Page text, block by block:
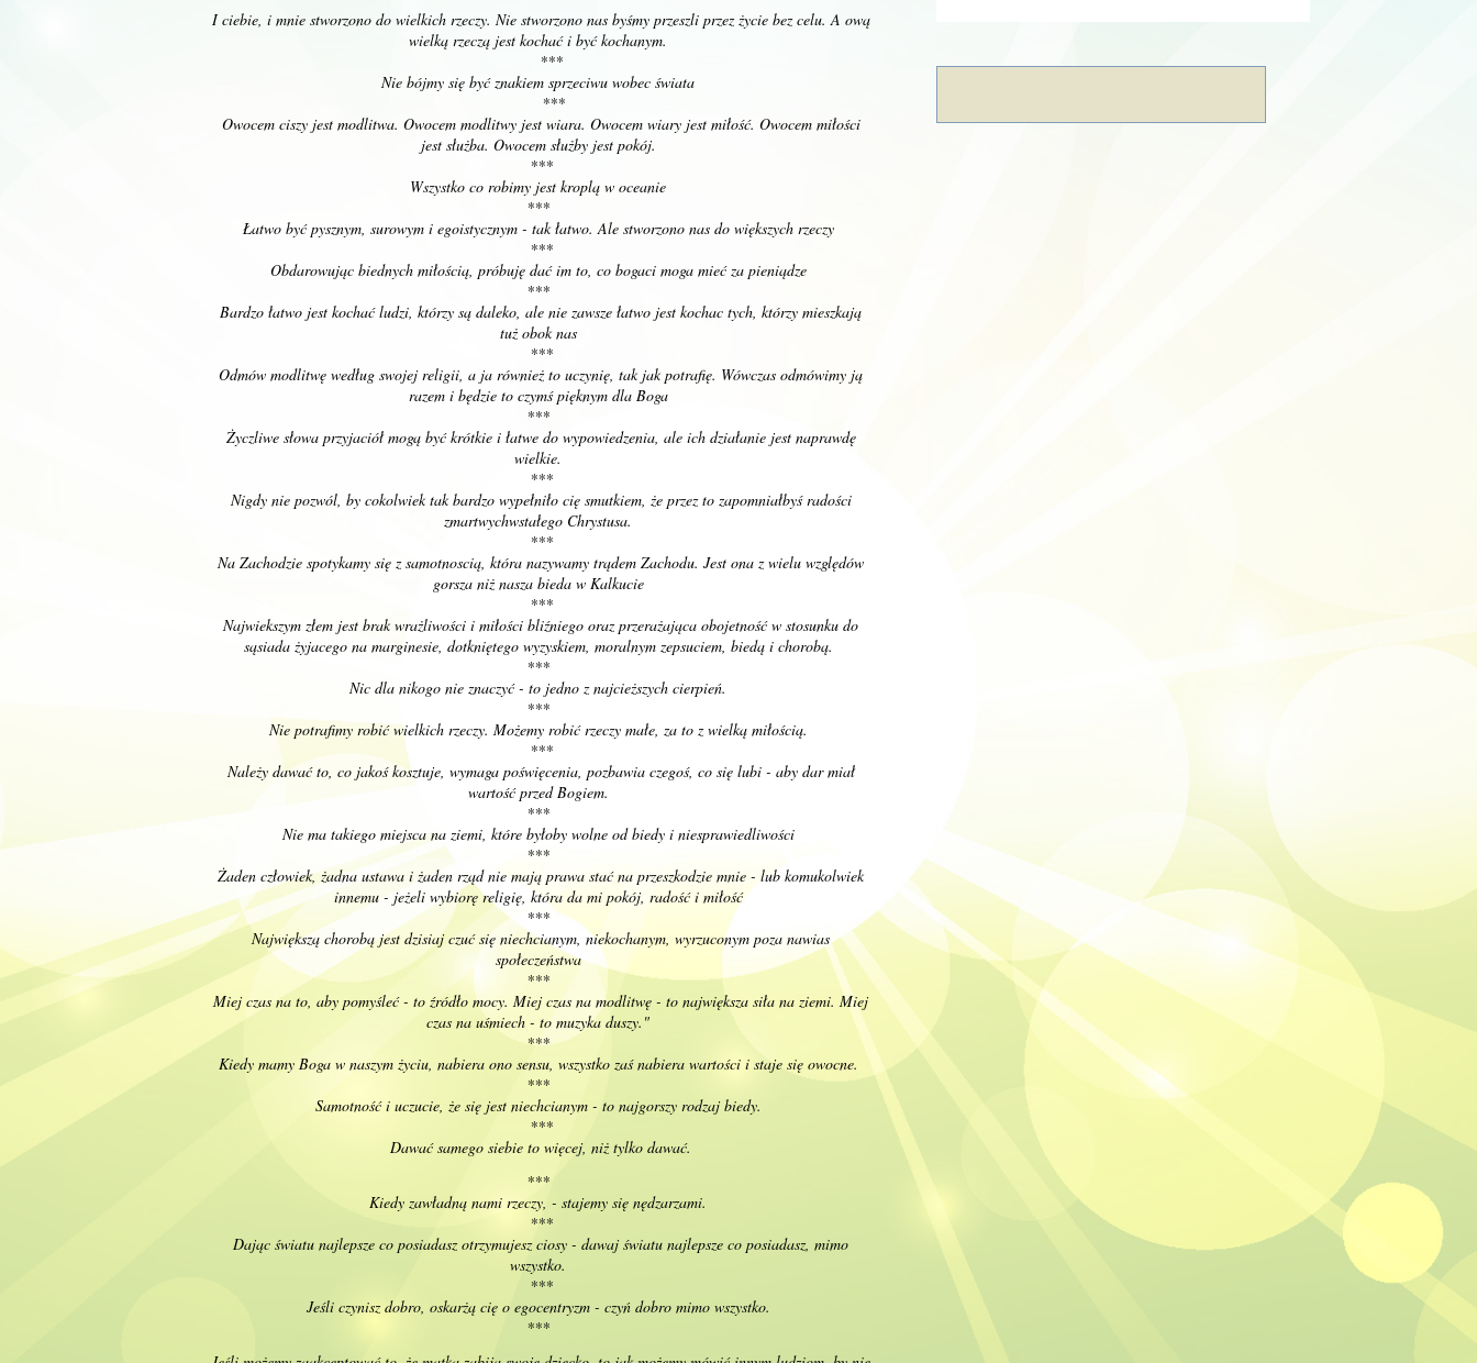
I ciebie, i mnie stworzono do wielkich rzeczy. Nie stworzono nas byśmy przeszli przez życie bez celu. A ową
wielką rzeczą jest kochać i być kochanym.
***
Nie bójmy się być znakiem sprzeciwu wobec świata
***
Owocem ciszy jest modlitwa. Owocem modlitwy jest wiara. Owocem wiary jest miłość. Owocem miłości
jest służba. Owocem służby jest pokój.
***
Wszystko co robimy jest kroplą w oceanie
***
Łatwo być pysznym, surowym i egoistycznym - tak łatwo. Ale stworzono nas do większych rzeczy
***
Obdarowując biednych miłością, próbuję dać im to, co bogaci moga mieć za pieniądze
***
Bardzo łatwo jest kochać ludzi, którzy są daleko, ale nie zawsze łatwo jest kochac tych, którzy mieszkają
tuż obok nas
***
Odmów modlitwę według swojej religii, a ja również to uczynię, tak jak potrafię. Wówczas odmówimy ją
razem i będzie to czymś pięknym dla Boga
***
Życzliwe słowa przyjaciół mogą być krótkie i łatwe do wypowiedzenia, ale ich działanie jest naprawdę
wielkie.
***
Nigdy nie pozwól, by cokolwiek tak bardzo wypełniło cię smutkiem, że przez to zapomniałbyś radości
zmartwychwstałego Chrystusa.
***
Na Zachodzie spotykamy się z samotnoscią, która nazywamy trądem Zachodu. Jest ona z wielu względów
gorsza niż nasza bieda w Kalkucie
***
Najwiekszym złem jest brak wrażliwości i miłości bliźniego oraz przerażająca obojetność w stosunku do
sąsiada żyjacego na marginesie, dotkniętego wyzyskiem, moralnym zepsuciem, biedą i chorobą.
***
Nic dla nikogo nie znaczyć - to jedno z najcieższych cierpień.
***
Nie potrafimy robić wielkich rzeczy. Możemy robić rzeczy małe, za to z wielką miłością.
***
Należy dawać to, co jakoś kosztuje, wymaga poświęcenia, pozbawia czegoś, co się lubi - aby dar miał
wartość przed Bogiem.
***
Nie ma takiego miejsca na ziemi, które byłoby wolne od biedy i niesprawiedliwości
***
Żaden człowiek, żadna ustawa i żaden rząd nie mają prawa stać na przeszkodzie mnie - lub komukolwiek
innemu - jeżeli wybiorę religię, która da mi pokój, radość i miłość
***
Największą chorobą jest dzisiaj czuć się niechcianym, niekochanym, wyrzuconym poza nawias
społeczeństwa
***
Miej czas na to, aby pomyśleć - to źródło mocy. Miej czas na modlitwę - to największa siła na ziemi. Miej
czas na uśmiech - to muzyka duszy."
***
Kiedy mamy Boga w naszym życiu, nabiera ono sensu, wszystko zaś nabiera wartości i staje się owocne.
***
Samotność i uczucie, że się jest niechcianym - to najgorszy rodzaj biedy.
***
Dawać samego siebie to więcej, niż tylko dawać.
***
Kiedy zawładną nami rzeczy, - stajemy się nędzarzami.
***
Dając światu najlepsze co posiadasz otrzymujesz ciosy - dawaj światu najlepsze co posiadasz, mimo
wszystko.
***
Jeśli czynisz dobro, oskarżą cię o egocentryzm - czyń dobro mimo wszystko.
***